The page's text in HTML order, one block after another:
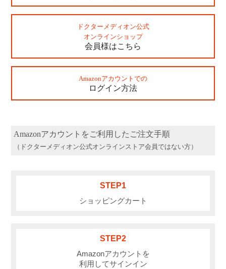
ベストコスメ受賞アイテム
ショッピングガイド
ドクターメディオン公式
オンラインショップ
会員様はこちら
Amazonアカウントでの
ログイン方法
Amazonアカウントをご利用したご注文手順
（ドクターメディオン公式オンラインストア会員ではない方）
STEP1
ショッピングカート
STEP2
Amazonアカウントを
利用してサインイン